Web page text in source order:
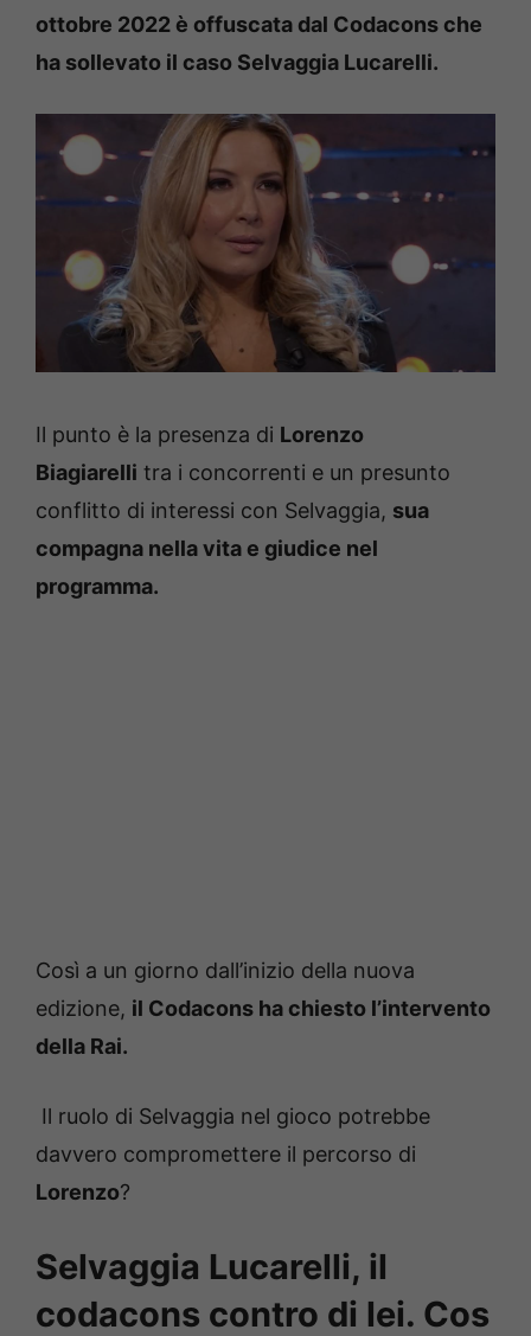
ottobre 2022 è offuscata dal Codacons che
ha sollevato il caso Selvaggia Lucarelli.
Il punto è la presenza di Lorenzo
Biagiarelli tra i concorrenti e un presunto
conflitto di interessi con Selvaggia, sua
compagna nella vita e giudice nel
programma.
Così a un giorno dall’inizio della nuova
edizione, il Codacons ha chiesto l’intervento
della Rai.
Il ruolo di Selvaggia nel gioco potrebbe
davvero compromettere il percorso di
Lorenzo?
Selvaggia Lucarelli, il
codacons contro di lei. Cos